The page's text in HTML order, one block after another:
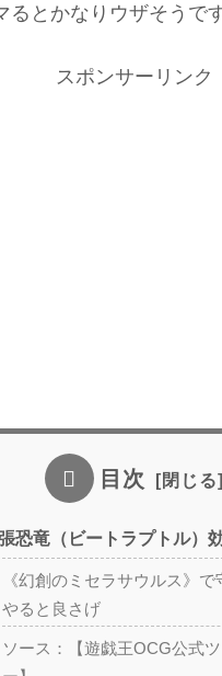
とかなりウザそうで
スポンサーリンク
目次
恐竜（ビートラプトル）
《幻創のミセラサウルス》で
やると良さげ
ソース：【遊戯王OCG公式